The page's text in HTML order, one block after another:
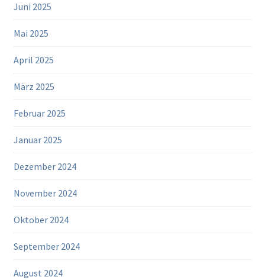
Juni 2025
Mai 2025
April 2025
März 2025
Februar 2025
Januar 2025
Dezember 2024
November 2024
Oktober 2024
September 2024
August 2024